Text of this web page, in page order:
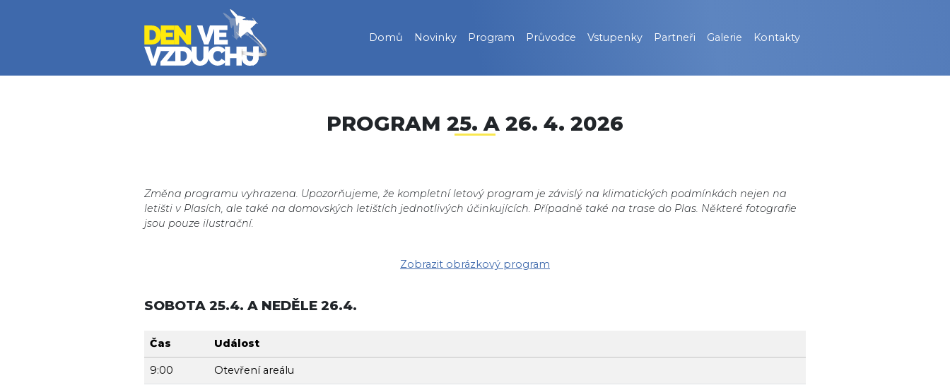
Domů Novinky Program Průvodce Vstupenky Partneři Galerie Kontakty
PROGRAM 25. A 26. 4. 2026
Změna programu vyhrazena. Upozorňujeme, že kompletní letový program je závislý na klimatických podmínkách nejen na
letišti v Plasích, ale také na domovských letištích jednotlivých účinkujících. Případně také na trase do Plas. Některé fotografie
jsou pouze ilustrační.
Zobrazit obrázkový program
SOBOTA 25.4. A NEDĚLE 26.4.
Čas Událost
9:00 Otevření areálu